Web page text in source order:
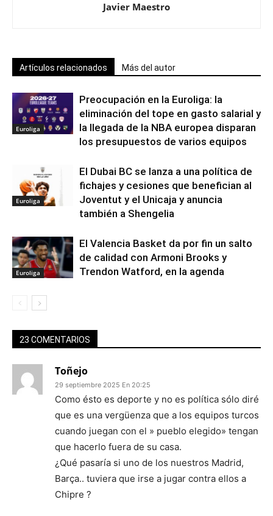
Javier Maestro
Artículos relacionados Más del autor
Euroliga
Preocupación en la Euroliga: la
eliminación del tope en gasto salarial y
la llegada de la NBA europea disparan
los presupuestos de varios equipos
Euroliga
El Dubai BC se lanza a una política de
fichajes y cesiones que benefician al
Joventut y el Unicaja y anuncia
también a Shengelia
Euroliga
El Valencia Basket da por fin un salto
de calidad con Armoni Brooks y
Trendon Watford, en la agenda
23 COMENTARIOS
Toñejo
29 septiembre 2025 En 20:25
Como ésto es deporte y no es política sólo diré
que es una vergüenza que a los equipos turcos
cuando juegan con el » pueblo elegido» tengan
que hacerlo fuera de su casa.
¿Qué pasaría si uno de los nuestros Madrid,
Barça.. tuviera que irse a jugar contra ellos a
Chipre ?